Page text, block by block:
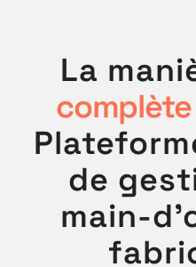
La
de
main-